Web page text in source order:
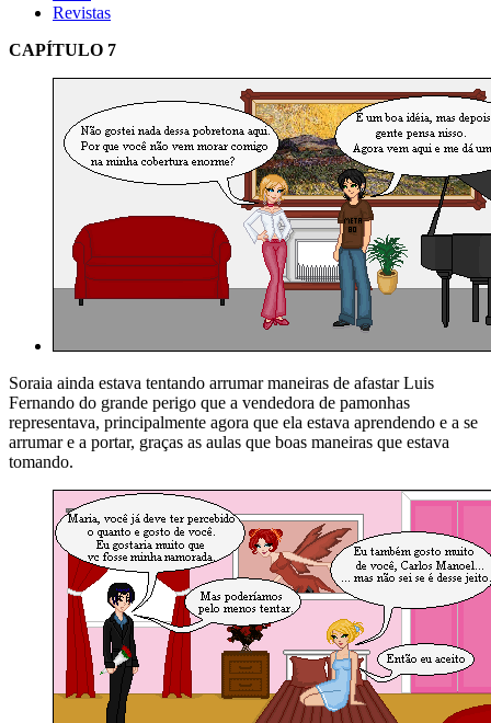
Revistas
CAPÍTULO 7
Soraia ainda estava tentando arrumar maneiras de afastar Luis
Fernando do grande perigo que a vendedora de pamonhas
representava, principalmente agora que ela estava aprendendo e a se
arrumar e a portar, graças as aulas que boas maneiras que estava
tomando.